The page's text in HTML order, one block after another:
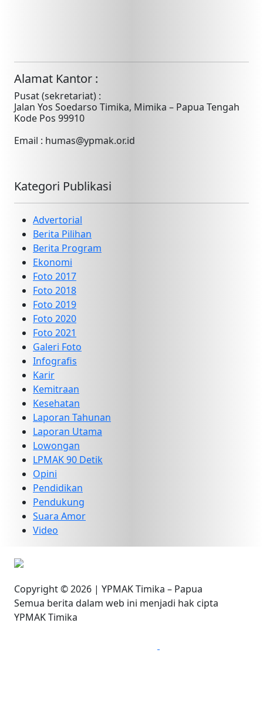
Alamat Kantor :
Pusat (sekretariat) :
Jalan Yos Soedarso Timika, Mimika – Papua Tengah
Kode Pos 99910
Email : humas@ypmak.or.id
Kategori Publikasi
Advertorial
Berita Pilihan
Berita Program
Ekonomi
Foto 2017
Foto 2018
Foto 2019
Foto 2020
Foto 2021
Galeri Foto
Infografis
Karir
Kemitraan
Kesehatan
Laporan Tahunan
Laporan Utama
Lowongan
LPMAK 90 Detik
Opini
Pendidikan
Pendukung
Suara Amor
Video
Copyright © 2026 | YPMAK Timika – Papua
Semua berita dalam web ini menjadi hak cipta
YPMAK Timika